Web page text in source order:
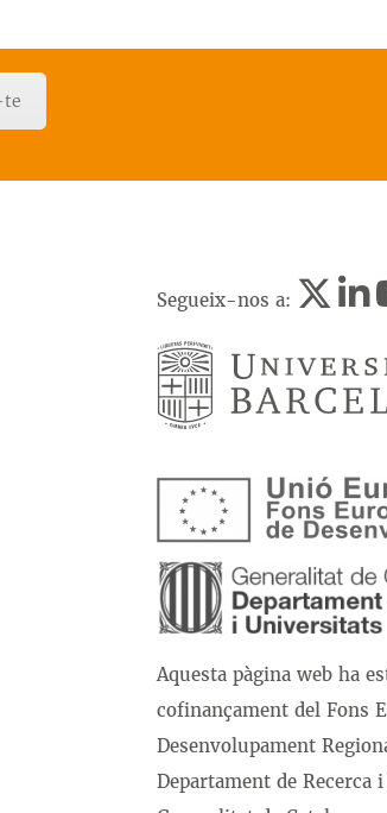
te
Segueix-nos a:
Aquesta pàgina web ha
cofinançament del Fons
Desenvolupament
Departament de Recerca